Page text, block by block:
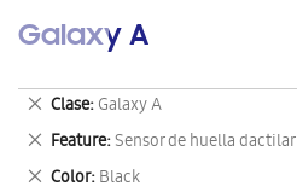
Galaxy A
Clase Galaxy A
Eliminar
este
artículo
Feature Sensor de huella dactilar
Eliminar
este
Color Black
Eliminar